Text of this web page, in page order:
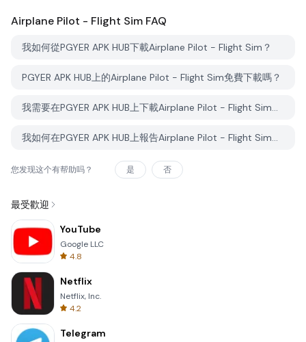
Airplane Pilot - Flight Sim FAQ
我如何從PGYER APK HUB下載Airplane Pilot - Flight Sim？
PGYER APK HUB上的Airplane Pilot - Flight Sim免費下載嗎？
我需要在PGYER APK HUB上下載Airplane Pilot - Flight Sim時需要帳戶嗎？
我如何在PGYER APK HUB上報告Airplane Pilot - Flight Sim的問題？
您发现这个有帮助吗？ 是 否
最受歡迎
YouTube
Google LLC
4.8
Netflix
Netflix, Inc.
4.2
Telegram